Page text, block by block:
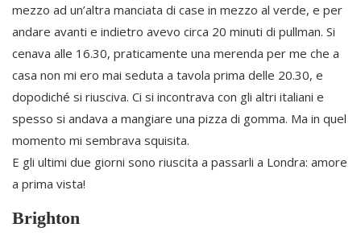
mezzo ad un’altra manciata di case in mezzo al verde, e per
andare avanti e indietro avevo circa 20 minuti di pullman. Si
cenava alle 16.30, praticamente una merenda per me che a
casa non mi ero mai seduta a tavola prima delle 20.30, e
dopodiché si riusciva. Ci si incontrava con gli altri italiani e
spesso si andava a mangiare una pizza di gomma. Ma in quel
momento mi sembrava squisita.
E gli ultimi due giorni sono riuscita a passarli a Londra: amore
a prima vista!
Brighton